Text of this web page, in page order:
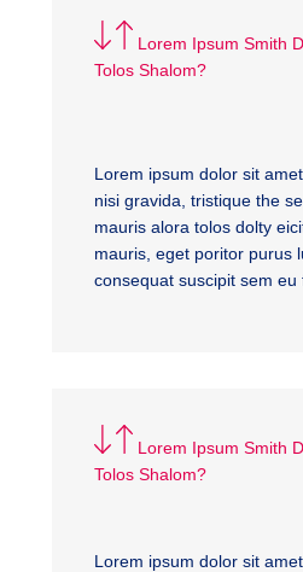
Lorem Ipsum Smith
Tolos Shalom?
Lorem ipsum dolor sit
nisi gravida, tristique the
mauris alora tolos dolty
mauris, eget poritor purus
consequat suscipit sem eu
Lorem Ipsum Smith
Tolos Shalom?
Lorem ipsum dolor sit